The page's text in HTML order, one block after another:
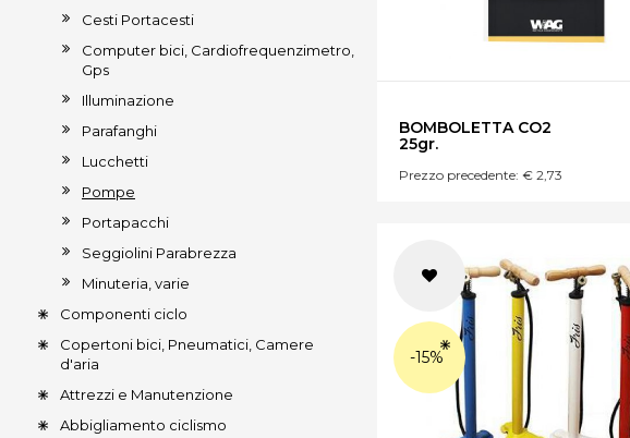
Cesti Portacesti
Computer bici, Cardiofrequenzimetro,
Gps
Illuminazione
Parafanghi
Lucchetti
Pompe
Portapacchi
Seggiolini Parabrezza
Minuteria, varie
Componenti ciclo
Copertoni bici, Pneumatici, Camere
d'aria
Attrezzi e Manutenzione
Abbigliamento ciclismo
BOMBOLETTA CO2
25gr.
Prezzo precedente: € 2,73
-15%